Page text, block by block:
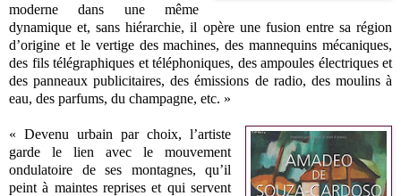
moderne dans une même
dynamique et, sans hiérarchie, il opère une fusion entre sa région
d’origine et le vertige des machines, des mannequins mécaniques,
des fils télégraphiques et téléphoniques, des ampoules électriques et
des panneaux publicitaires, des émissions de radio, des moulins à
eau, des parfums, du champagne, etc. »
« Devenu urbain par choix, l’artiste
garde le lien avec le mouvement
ondulatoire de ses montagnes, qu’il
peint à maintes reprises et qui servent